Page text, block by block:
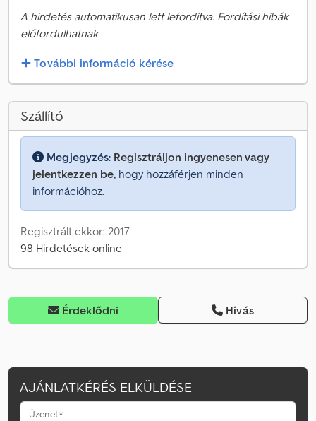
A hirdetés automatikusan lett lefordítva. Fordítási hibák
előfordulhatnak.
További információ kérése
Szállító
Megjegyzés: Regisztráljon ingyenesen vagy
jelentkezzen be, hogy hozzáférjen minden
információhoz.
Regisztrált ekkor: 2017
98 Hirdetések online
Érdeklődni Hívás
AJÁNLATKÉRÉS ELKÜLDÉSE
Üzenet*